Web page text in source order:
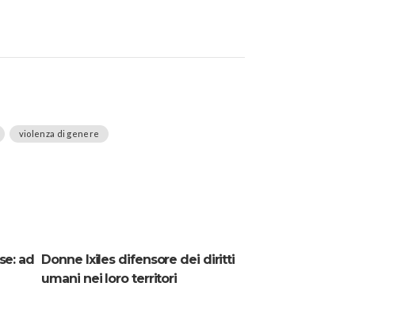
violenza di genere
ad
Donne Ixiles difensore dei diritti
umani nei loro territori